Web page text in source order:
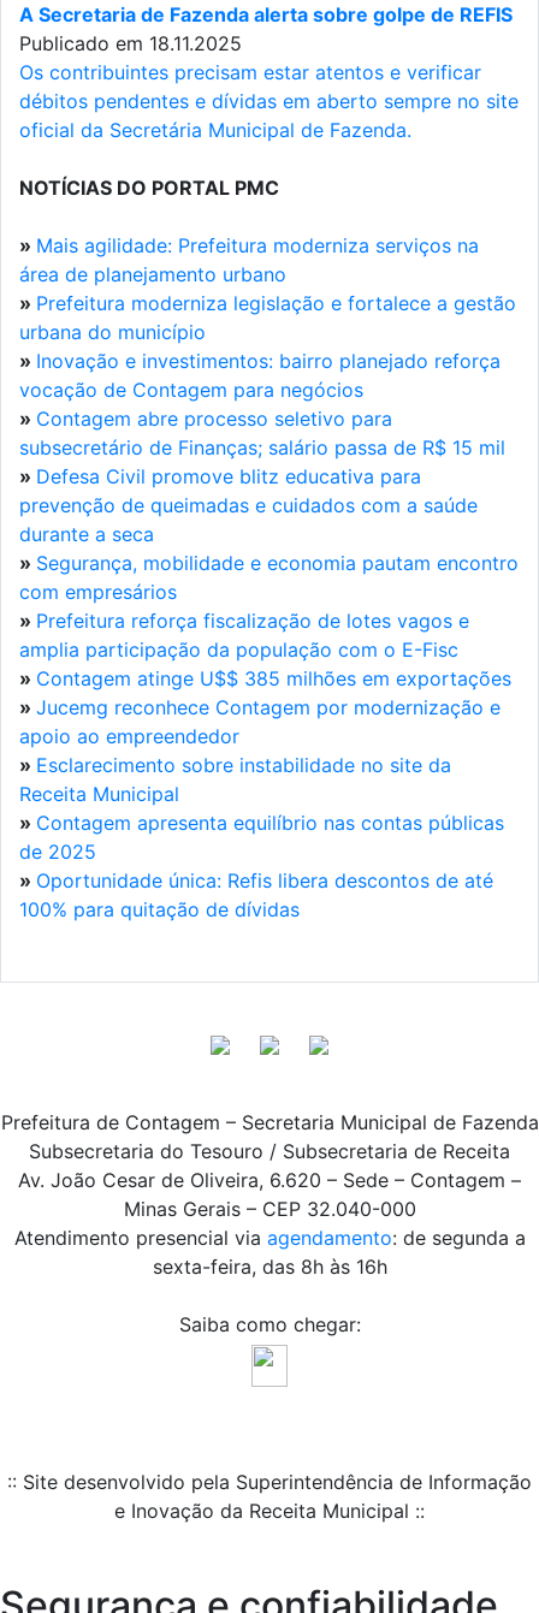
A Secretaria de Fazenda alerta sobre golpe de REFIS
Publicado em 18.11.2025
Os contribuintes precisam estar atentos e verificar
débitos pendentes e dívidas em aberto sempre no site
oficial da Secretária Municipal de Fazenda.
NOTÍCIAS DO PORTAL PMC
» Mais agilidade: Prefeitura moderniza serviços na
área de planejamento urbano
» Prefeitura moderniza legislação e fortalece a gestão
urbana do município
» Inovação e investimentos: bairro planejado reforça
vocação de Contagem para negócios
» Contagem abre processo seletivo para
subsecretário de Finanças; salário passa de R$ 15 mil
» Defesa Civil promove blitz educativa para
prevenção de queimadas e cuidados com a saúde
durante a seca
» Segurança, mobilidade e economia pautam encontro
com empresários
» Prefeitura reforça fiscalização de lotes vagos e
amplia participação da população com o E-Fisc
» Contagem atinge U$$ 385 milhões em exportações
» Jucemg reconhece Contagem por modernização e
apoio ao empreendedor
» Esclarecimento sobre instabilidade no site da
Receita Municipal
» Contagem apresenta equilíbrio nas contas públicas
de 2025
» Oportunidade única: Refis libera descontos de até
100% para quitação de dívidas
Prefeitura de Contagem – Secretaria Municipal de Fazenda
Subsecretaria do Tesouro / Subsecretaria de Receita
Av. João Cesar de Oliveira, 6.620 – Sede – Contagem –
Minas Gerais – CEP 32.040-000
Atendimento presencial via agendamento: de segunda a
sexta-feira, das 8h às 16h
Saiba como chegar:
:: Site desenvolvido pela Superintendência de Informação
e Inovação da Receita Municipal ::